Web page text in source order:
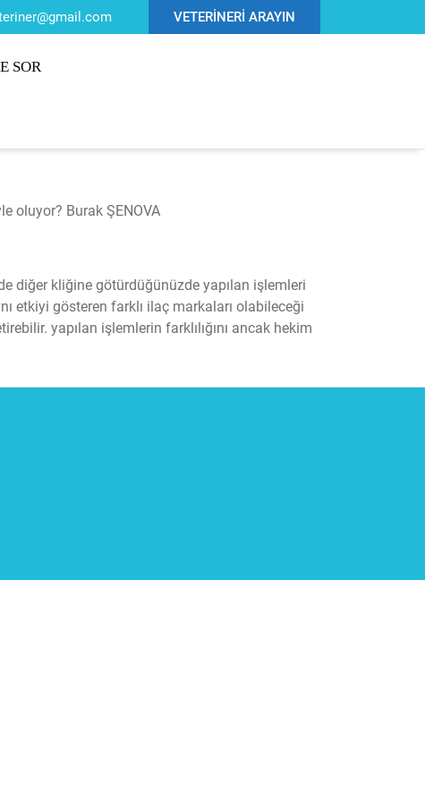
VETERİNERİ ARAYIN
SOR
oluyor? Burak ŞENOVA
diğer kliğine götürdüğünüzde yapılan işlemleri
etkiyi gösteren farklı ilaç markaları olabileceği
yapılan işlemlerin farklılığını ancak hekim